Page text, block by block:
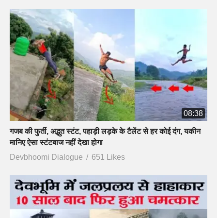
08:38
गजब की फुर्ती, अद्भुत स्टंट, पहाड़ी लड़के के टैलेंट से हर कोई दंग, यकीन
मानिए ऐसा स्टंटबाज नहीं देखा होगा
Devbhoomi Dialogue
651 Likes